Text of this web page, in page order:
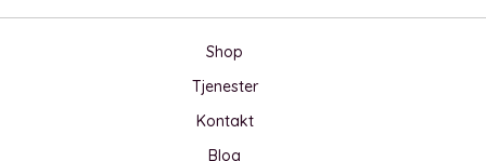
Shop
Tjenester
Kontakt
Blog